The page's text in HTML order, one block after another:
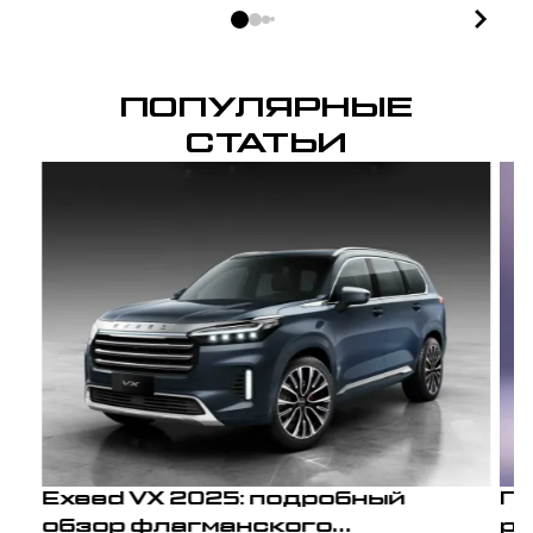
ПОПУЛЯРНЫЕ
СТАТЬИ
Exeed VX 2025: подробный
обзор флагманского